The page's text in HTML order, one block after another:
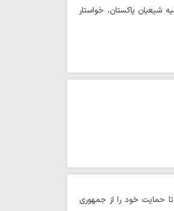
پاکستان، خواستار
حمایت خود را از جمهوری